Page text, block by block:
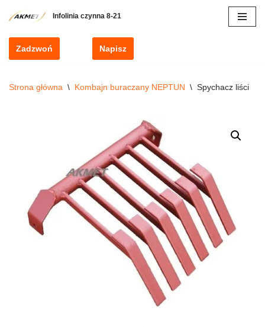
doZadzwoń Napisz
Strona główna \ Kombajn buraczany NEPTUN \ Spychacz liści